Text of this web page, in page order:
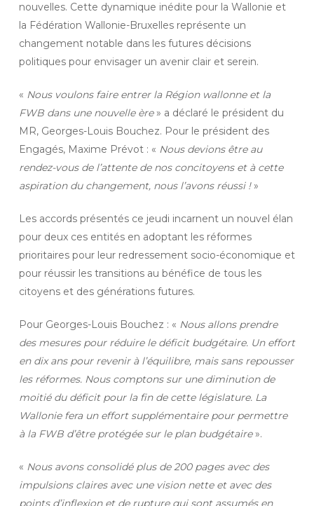
nouvelles. Cette dynamique inédite pour la Wallonie et
la Fédération Wallonie-Bruxelles représente un
changement notable dans les futures décisions
politiques pour envisager un avenir clair et serein.
« Nous voulons faire entrer la Région wallonne et la
FWB dans une nouvelle ère» a déclaré le président du
MR, Georges-Louis Bouchez. Pour le président des
Engagés, Maxime Prévot : « Nous devions être au
rendez-vous de l’attente de nos concitoyens et à cette
aspiration du changement, nous l’avons réussi !»
Les accords présentés ce jeudi incarnent un nouvel élan
pour deux ces entités en adoptant les réformes
prioritaires pour leur redressement socio-économique et
pour réussir les transitions au bénéfice de tous les
citoyens et des générations futures.
Pour Georges-Louis Bouchez : « Nous allons prendre
des mesures pour réduire le déficit budgétaire. Un effort
en dix ans pour revenir à l’équilibre, mais sans repousser
les réformes. Nous comptons sur une diminution de
moitié du déficit pour la fin de cette législature. La
Wallonie fera un effort supplémentaire pour permettre
à la FWB d’être protégée sur le plan budgétaire».
« Nous avons consolidé plus de 200 pages avec des
impulsions claires avec une vision nette et avec des
points d’inflexion et de rupture qui sont assumés en